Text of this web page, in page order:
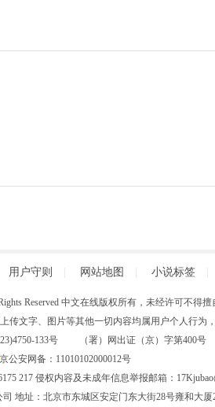
用户守则 网站地图 小说标签
Reserved 中文在线版权所有，未经许可不得擅
文字、图片等其他一切内容均属用户个人行为
133号 （署）网出证（京）字第400
京公安网备：11010102000012号
217 侵权内容及未成年信息举报邮箱：
地址：北京市东城区安定门东大街28号雍和大厦